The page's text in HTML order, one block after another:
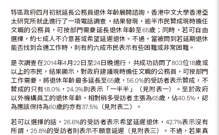
特區政府四月初就延長公務員退休年齡展開諮詢，香港中文大學香港亞
太研究所就此進行了一項電話調查，結果發現，逾半市民贊成現時擔任
文職的公務員，可按部門需要延長退休年齡至65歲；同時，若可自由
選擇，約七成人不介意甚或希望延遲退休。不過，當被問到若延期退休
能否找到合適工作時，則有約六成市民表示有些困難或非常困難。
是次調查在2014年4月22日至24日晚進行，共成功訪問了803位18歲或
以上的市民，結果顯示，對政府建議現時擔任文職的公務員，可按部門
工作需要，將退休年齡最多延長至65歲，56.0%的受訪者表示贊成，不
贊成的只有18.0%，24.3%則表示「一半半」（見附表一）。至於政府
以外機構員工的退休年齡，相對稍多受訪者主張為65歲，佔40.5%，認
為應該保持為60歲的亦有37.5%（見附表二）。
若可以選擇的話，26.6%的受訪者表示希望延遲退休，42.7%表示沒有
所謂，25.8%的受訪者則表示不願意延遲（見附表三）。不過，若果真